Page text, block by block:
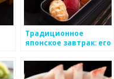
Традиционное
японское завтрак: его